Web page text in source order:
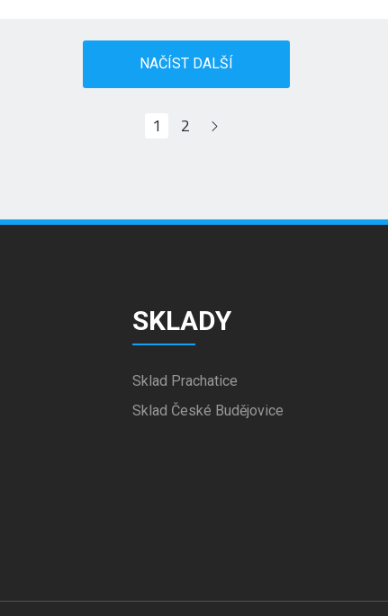
NAČÍST DALŠÍ
1 2
SKLADY
Sklad Prachatice
Sklad České Budějovice